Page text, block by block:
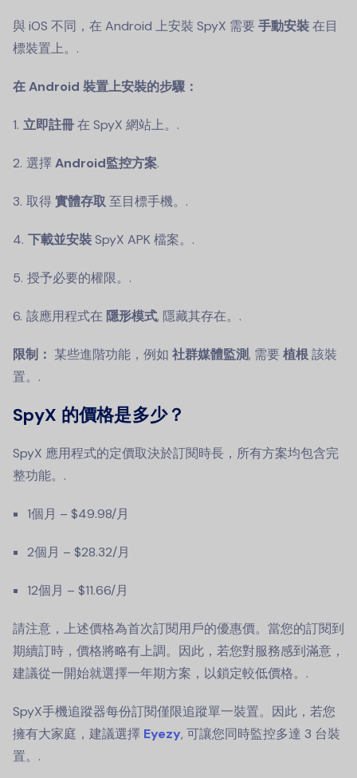
與 iOS 不同，在 Android 上安裝 SpyX 需要 手動安裝在目
標裝置上。.
在 Android 裝置上安裝的步驟：
立即註冊在 SpyX 網站上。.
選擇Android監控方案.
取得 實體存取 至目標手機。.
下載並安裝SpyX APK 檔案。.
授予必要的權限。.
該應用程式在 隱形模式, 隱藏其存在。.
限制： 某些進階功能，例如 社群媒體監測, 需要 植根 該裝
置。.
SpyX 的價格是多少？
SpyX 應用程式的定價取決於訂閱時長，所有方案均包含完
整功能。.
1個月 – $49.98/月
2個月 – $28.32/月
12個月 – $11.66/月
請注意，上述價格為首次訂閱用戶的優惠價。當您的訂閱到
期續訂時，價格將略有上調。因此，若您對服務感到滿意，
建議從一開始就選擇一年期方案，以鎖定較低價格。.
SpyX手機追蹤器每份訂閱僅限追蹤單一裝置。因此，若您
擁有大家庭，建議選擇 Eyezy, 可讓您同時監控多達 3 台裝
置。.